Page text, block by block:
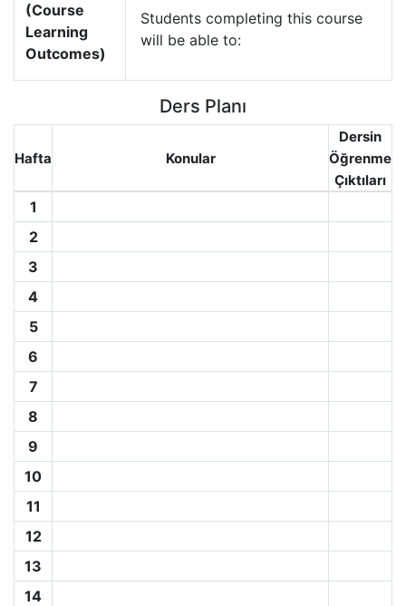
(Course
Learning
Outcomes)
Students completing this course
will be able to:
Ders Planı
Hafta Konular
Dersin
Öğrenme
Çıktıları
1
2
3
4
5
6
7
8
9
10
11
12
13
14